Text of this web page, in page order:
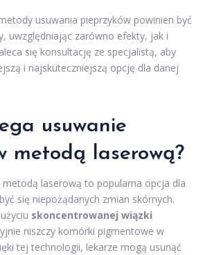
usuwania pieprzyków powinien być
uwzględniając zarówno efekty, jak i
się konsultację ze specjalistą, aby
i najskuteczniejszą opcję dla danej
usuwanie
metodą laserową?
metodą laserową to popularna opcja dla
się niepożądanych zmian skórnych.
skoncentrowanej wiązki
niszczy komórki pigmentowe w
tej technologii, lekarze mogą usunąć